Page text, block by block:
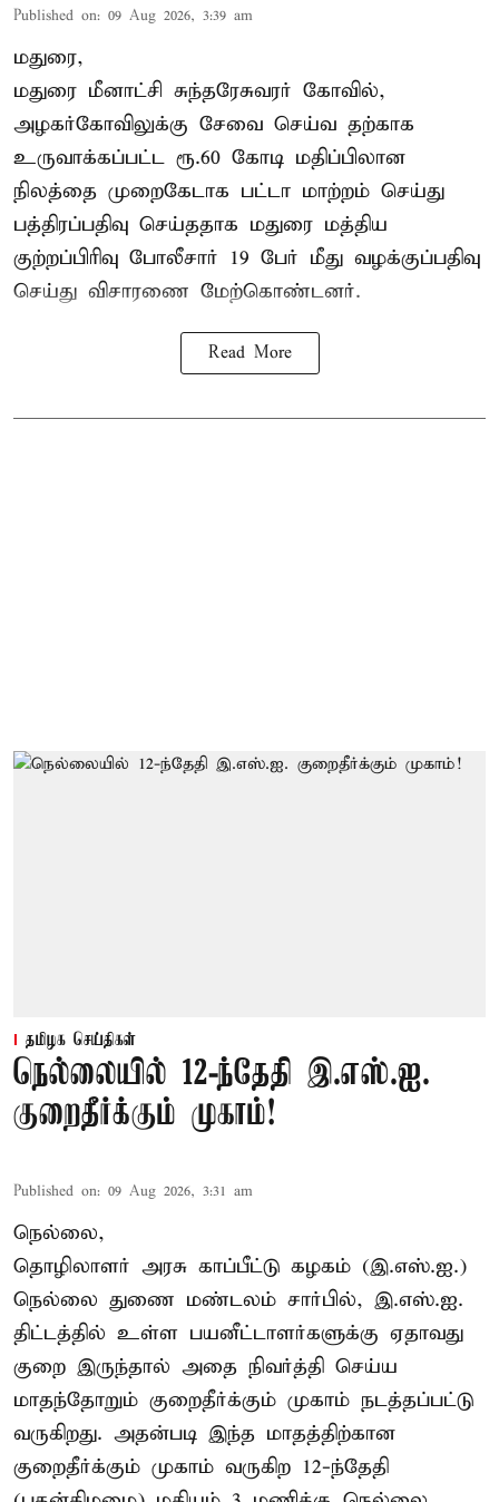
Published on: 09 Aug 2026, 3:39 am
மதுரை,
மதுரை மீனாட்சி சுந்தரேசுவரர் கோவில்,
அழகர்கோவிலுக்கு சேவை செய்வ தற்காக
உருவாக்கப்பட்ட ரூ.60 கோடி மதிப்பிலான
நிலத்தை முறைகேடாக பட்டா மாற்றம் செய்து
பத்திரப்பதிவு செய்ததாக மதுரை மத்திய
குற்றப்பிரிவு போலீசார் 19 பேர் மீது வழக்குப்பதிவு
செய்து விசாரணை மேற்கொண்டனர்.
Read More
தமிழக செய்திகள்
நெல்லையில் 12-ந்தேதி இ.எஸ்.ஐ.
குறைதீர்க்கும் முகாம்!
Published on: 09 Aug 2026, 3:31 am
நெல்லை,
தொழிலாளர் அரசு காப்பீட்டு கழகம் (இ.எஸ்.ஐ.)
நெல்லை துணை மண்டலம் சார்பில், இ.எஸ்.ஐ.
திட்டத்தில் உள்ள பயனீட்டாளர்களுக்கு ஏதாவது
குறை இருந்தால் அதை நிவர்த்தி செய்ய
மாதந்தோறும் குறைதீர்க்கும் முகாம் நடத்தப்பட்டு
வருகிறது. அதன்படி இந்த மாதத்திற்கான
குறைதீர்க்கும் முகாம் வருகிற 12-ந்தேதி